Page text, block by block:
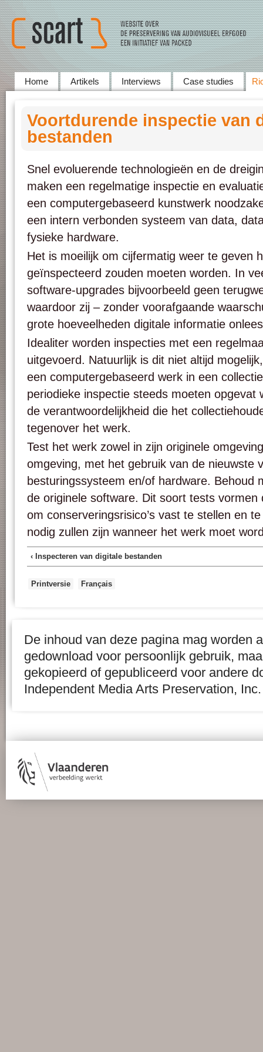
Home Artikels Interviews Case studies
Voortdurende inspectie van
bestanden
Snel evoluerende technologieën en de
maken een regelmatige inspectie en
een computergebaseerd kunstwerk
een intern verbonden systeem van data,
fysieke hardware.
Het is moeilijk om cijfermatig weer te geven
geïnspecteerd zouden moeten worden. In
software-upgrades bijvoorbeeld geen
waardoor zij – zonder voorafgaande
grote hoeveelheden digitale informatie
Idealiter worden inspecties met een
uitgevoerd. Natuurlijk is dit niet altijd
een computergebaseerd werk in een
periodieke inspectie steeds moeten opgevat
de verantwoordelijkheid die het
tegenover het werk.
Test het werk zowel in zijn originele
omgeving, met het gebruik van de nieuwste
besturingssysteem en/of hardware. Behoud
de originele software. Dit soort tests vormen
om conserveringsrisico’s vast te stellen en
nodig zullen zijn wanneer het werk moet
‹ Inspecteren van digitale bestanden
Printversie Français
De inhoud van deze pagina mag worden
gedownload voor persoonlijk gebruik,
gekopieerd of gepubliceerd voor andere
Independent Media Arts Preservation, Inc.